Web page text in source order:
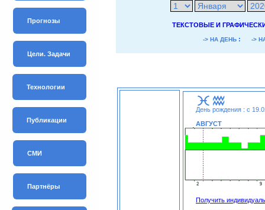
Прогнозы
Цели. Задачи
Технологии
Публикации
СМИ
Партнёры
ТЕКСТОВЫЕ И
-> НА ДЕНЬ : ->
День рождения : с
АВГУСТ
Получить